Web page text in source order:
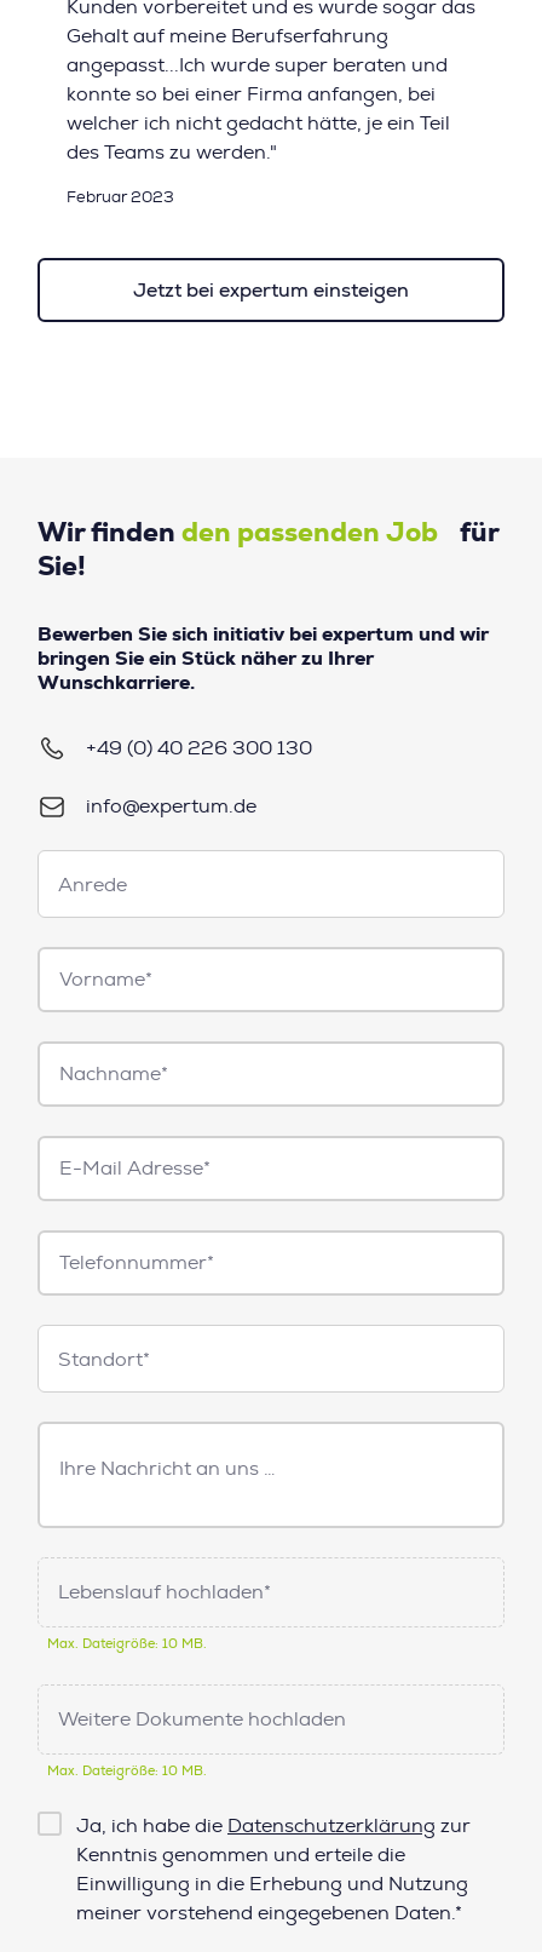
Kunden vorbereitet und es wurde sogar das
Gehalt auf meine Berufserfahrung
angepasst...Ich wurde super beraten und
konnte so bei einer Firma anfangen, bei
welcher ich nicht gedacht hätte, je ein Teil
des Teams zu werden."
Februar 2023
Jetzt bei expertum einsteigen
Wir finden den passenden Job für
Sie!
Bewerben Sie sich initiativ bei expertum und wir
bringen Sie ein Stück näher zu Ihrer
Wunschkarriere.
+49 (0) 40 226 300 130
info@expertum.de
Anrede
Anrede
Vorname*
Nachname*
E-
Mail*
Telefonnummer
Standorte
Standort*
Freitext
Nachricht
Lebenslauf hochladen*
Max. Dateigröße: 10 MB.
Weitere Dokumente hochladen
Max. Dateigröße: 10 MB.
Checkbox
Datenschutz*
Ja, ich habe die Datenschutzerklärung zur
Kenntnis genommen und erteile die
Einwilligung in die Erhebung und Nutzung
meiner vorstehend eingegebenen Daten.*